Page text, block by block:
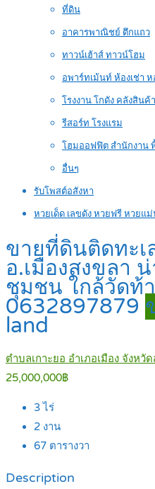
ที่ดิน
อาคารพาณิชย์ ตึกแถว
ทาวน์เฮ้าส์ ทาวน์โฮม
อพาร์ทเม้นท์ ห้องเช่า
โรงงาน โกดัง คลังสินค้า
รีสอร์ท โรงแรม
โฮมออฟฟิต สำนักงาน
อื่นๆ
รับโพสต์อสังหา
หวยเด็ด เลขดัง หวยฟรี หวยแ
ขายที่ดินติดทะเ
อ.เมืองสงขลา
ชุมชน ใกล้วัดท้
0632897879
land
ตำบลเกาะยอ อำเภอเมือง จังหวั
25,000,000฿
3ไร่
2 งาน
67 ตารางวา
Description